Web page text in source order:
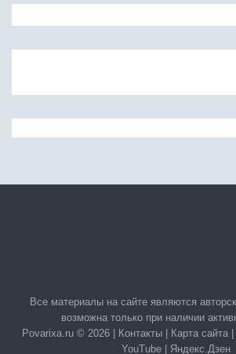
Все материалы на сайте являются
возможна только при наличии
Povarixa.ru © 2026 |
Контакты| Карта сайта|
YouTube| Яндекс.Дзен